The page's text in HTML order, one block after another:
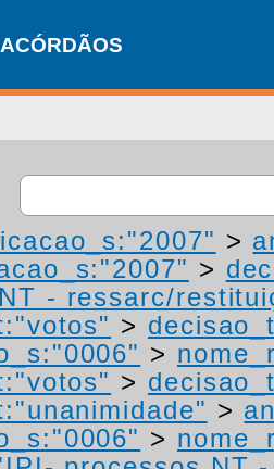
ACÓRDÃOS
>
>
- ressarc/
>
>
>
>
>